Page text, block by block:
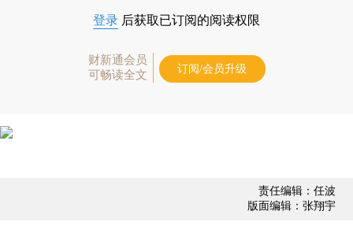
登录 后获取已订阅的阅读权限
财新通会员
可畅读全文
订阅/会员升级
责任编辑：任波
版面编辑：张翔宇